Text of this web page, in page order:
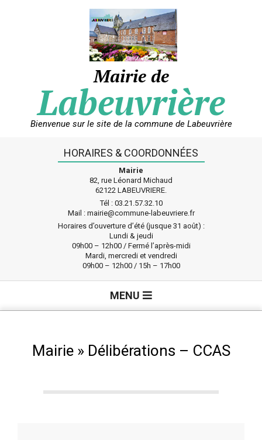
Mairie de
Labeuvrière
Bienvenue sur le site de la commune de Labeuvrière
HORAIRES & COORDONNÉES
Mairie
82, rue Léonard Michaud
62122 LABEUVRIERE.
Tél : 03.21.57.32.10
Mail : mairie@commune-labeuvriere.fr
Horaires d’ouverture d’été (jusque 31 août) :
Lundi & jeudi
09h00 – 12h00 / Fermé l’après-midi
Mardi, mercredi et vendredi
09h00 – 12h00 / 15h – 17h00
MENU
Mairie » Délibérations – CCAS